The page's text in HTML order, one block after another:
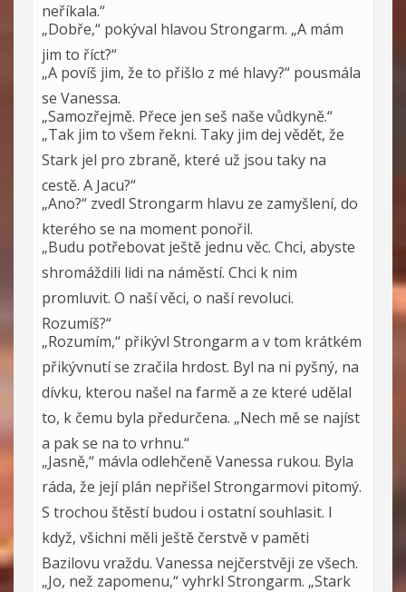
neříkala.“
„Dobře,“ pokýval hlavou Strongarm. „A mám
jim to říct?“
„A povíš jim, že to přišlo z mé hlavy?“ pousmála
se Vanessa.
„Samozřejmě. Přece jen seš naše vůdkyně.“
„Tak jim to všem řekni. Taky jim dej vědět, že
Stark jel pro zbraně, které už jsou taky na
cestě. A Jacu?“
„Ano?“ zvedl Strongarm hlavu ze zamyšlení, do
kterého se na moment ponořil.
„Budu potřebovat ještě jednu věc. Chci, abyste
shromáždili lidi na náměstí. Chci k nim
promluvit. O naší věci, o naší revoluci.
Rozumíš?“
„Rozumím,“ přikývl Strongarm a v tom krátkém
přikývnutí se zračila hrdost. Byl na ni pyšný, na
dívku, kterou našel na farmě a ze které udělal
to, k čemu byla předurčena. „Nech mě se najíst
a pak se na to vrhnu.“
„Jasně,“ mávla odlehčeně Vanessa rukou. Byla
ráda, že její plán nepřišel Strongarmovi pitomý.
S trochou štěstí budou i ostatní souhlasit. I
když, všichni měli ještě čerstvě v paměti
Bazilovu vraždu. Vanessa nejčerstvěji ze všech.
„Jo, než zapomenu,“ vyhrkl Strongarm. „Stark